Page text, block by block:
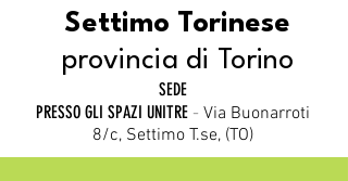
Settimo Torinese
provincia di Torino
SEDE
PRESSO GLI SPAZI UNITRE - Via Buonarroti
8/c, Settimo T.se, (TO)